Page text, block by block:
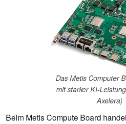
Das Metis Computer
mit starker KI-
Axelera)
Beim Metis Compute Board